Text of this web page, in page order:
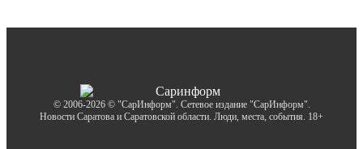
© 2006-2026 © "СарИнформ". Сетевое издание "СарИнформ".
Новости Саратова и Саратовской области. Люди, места, события. 18+